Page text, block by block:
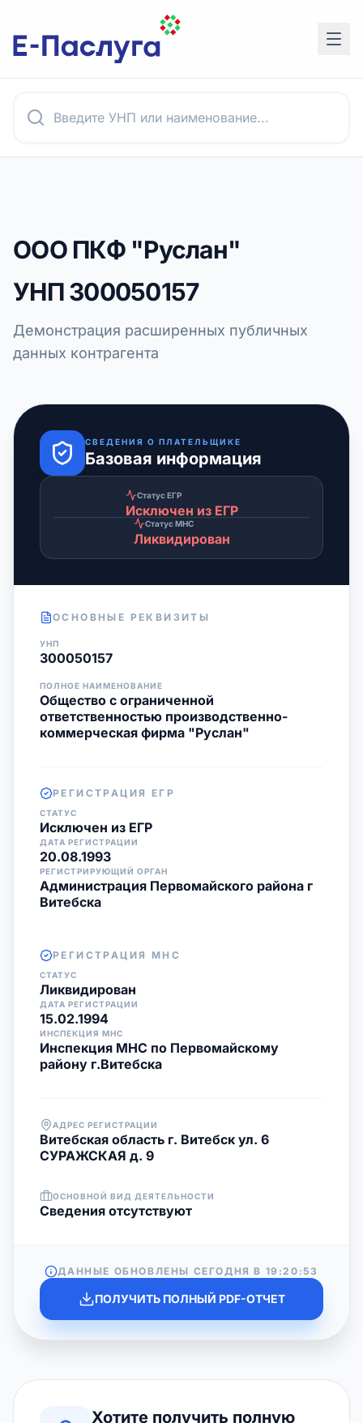
ООО ПКФ "Руслан"
УНП300050157
Демонстрация расширенных публичных
данных контрагента
СВЕДЕНИЯ О ПЛАТЕЛЬЩИКЕ
Базовая информация
Статус ЕГР
Исключен из ЕГР
Статус МНС
Ликвидирован
ОСНОВНЫЕ РЕКВИЗИТЫ
УНП
300050157
ПОЛНОЕ НАИМЕНОВАНИЕ
Общество с ограниченной
ответственностью производственно-
коммерческая фирма "Руслан"
РЕГИСТРАЦИЯ ЕГР
СТАТУС
Исключен из ЕГР
ДАТА РЕГИСТРАЦИИ
20.08.1993
РЕГИСТРИРУЮЩИЙ ОРГАН
Администрация Первомайского района г
Витебска
РЕГИСТРАЦИЯ МНС
СТАТУС
Ликвидирован
ДАТА РЕГИСТРАЦИИ
15.02.1994
ИНСПЕКЦИЯ МНС
Инспекция МНС по Первомайскому
району г.Витебска
АДРЕС РЕГИСТРАЦИИ
Витебская область г. Витебск ул. 6
СУРАЖСКАЯ д. 9
ОСНОВНОЙ ВИД ДЕЯТЕЛЬНОСТИ
Cведения отсутствуют
ДАННЫЕ ОБНОВЛЕНЫ СЕГОДНЯ В 19:20:53
ПОЛУЧИТЬ ПОЛНЫЙ PDF-ОТЧЕТ
Хотите получить полную